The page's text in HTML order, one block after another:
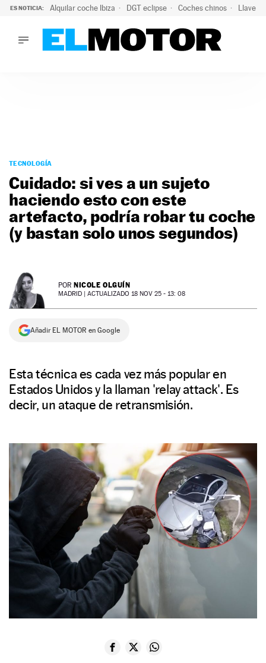
ES NOTICIA: Alquilar coche Ibiza DGT eclipse Coches chinos Llaves
PODCAST
MOTOS
TECNOLOGÍA
SUPERCOCHES
MOTORTV
PREMIOS
NEWSLETTER
TECNOLOGÍA
Cuidado: si ves a un sujeto
haciendo esto con este
artefacto, podría robar tu coche
(y bastan solo unos segundos)
POR NICOLE OLGUÍN
MADRID | ACTUALIZADO 18 NOV 25 - 13: 08
Añadir EL MOTOR en Google
Esta técnica es cada vez más popular en
Estados Unidos y la llaman 'relay attack'. Es
decir, un ataque de retransmisión.